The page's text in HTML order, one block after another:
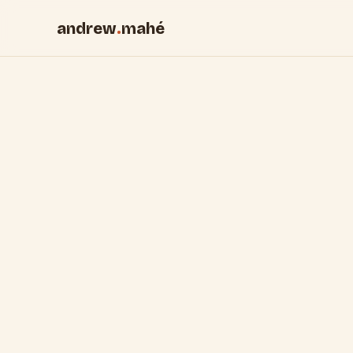
andrew.mahé